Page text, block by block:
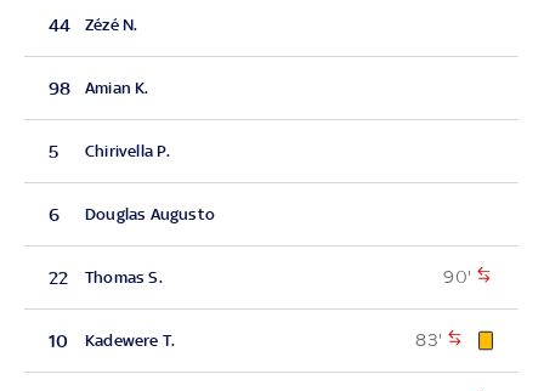
44 Zézé N.
98 Amian K.
5 Chirivella P.
6 Douglas Augusto
22 Thomas S. 90'
10 Kadewere T. 83'